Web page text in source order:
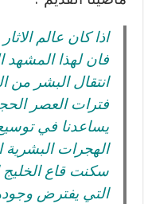
اذا كان عالم
فان لهذا المشهد
انتقال البشر من
فترات العصر
يساعدنا في
الهجرات البشرية
سكنت قاع الخليج
التي يفترض